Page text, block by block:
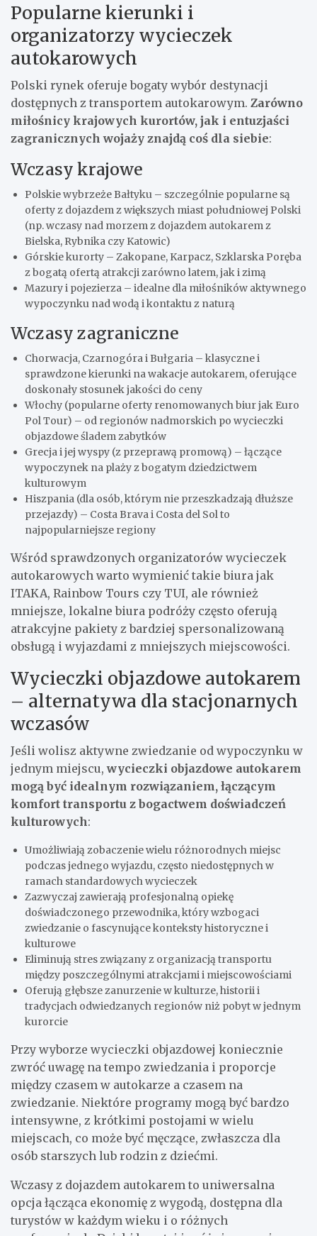
Popularne kierunki i
organizatorzy wycieczek
autokarowych
Polski rynek oferuje bogaty wybór destynacji
dostępnych z transportem autokarowym. Zarówno
miłośnicy krajowych kurortów, jak i entuzjaści
zagranicznych wojaży znajdą coś dla siebie:
Wczasy krajowe
Polskie wybrzeże Bałtyku – szczególnie popularne są
oferty z dojazdem z większych miast południowej Polski
(np. wczasy nad morzem z dojazdem autokarem z
Bielska, Rybnika czy Katowic)
Górskie kurorty – Zakopane, Karpacz, Szklarska Poręba
z bogatą ofertą atrakcji zarówno latem, jak i zimą
Mazury i pojezierza – idealne dla miłośników aktywnego
wypoczynku nad wodą i kontaktu z naturą
Wczasy zagraniczne
Chorwacja, Czarnogóra i Bułgaria – klasyczne i
sprawdzone kierunki na wakacje autokarem, oferujące
doskonały stosunek jakości do ceny
Włochy (popularne oferty renomowanych biur jak Euro
Pol Tour) – od regionów nadmorskich po wycieczki
objazdowe śladem zabytków
Grecja i jej wyspy (z przeprawą promową) – łączące
wypoczynek na plaży z bogatym dziedzictwem
kulturowym
Hiszpania (dla osób, którym nie przeszkadzają dłuższe
przejazdy) – Costa Brava i Costa del Sol to
najpopularniejsze regiony
Wśród sprawdzonych organizatorów wycieczek
autokarowych warto wymienić takie biura jak
ITAKA, Rainbow Tours czy TUI, ale również
mniejsze, lokalne biura podróży często oferują
atrakcyjne pakiety z bardziej spersonalizowaną
obsługą i wyjazdami z mniejszych miejscowości.
Wycieczki objazdowe autokarem
– alternatywa dla stacjonarnych
wczasów
Jeśli wolisz aktywne zwiedzanie od wypoczynku w
jednym miejscu,wycieczki objazdowe autokarem
mogą być idealnym rozwiązaniem, łączącym
komfort transportu z bogactwem doświadczeń
kulturowych:
Umożliwiają zobaczenie wielu różnorodnych miejsc
podczas jednego wyjazdu, często niedostępnych w
ramach standardowych wycieczek
Zazwyczaj zawierają profesjonalną opiekę
doświadczonego przewodnika, który wzbogaci
zwiedzanie o fascynujące konteksty historyczne i
kulturowe
Eliminują stres związany z organizacją transportu
między poszczególnymi atrakcjami i miejscowościami
Oferują głębsze zanurzenie w kulturze, historii i
tradycjach odwiedzanych regionów niż pobyt w jednym
kurorcie
Przy wyborze wycieczki objazdowej koniecznie
zwróć uwagę na tempo zwiedzania i proporcje
między czasem w autokarze a czasem na
zwiedzanie. Niektóre programy mogą być bardzo
intensywne, z krótkimi postojami w wielu
miejscach, co może być męczące, zwłaszcza dla
osób starszych lub rodzin z dziećmi.
Wczasy z dojazdem autokarem to uniwersalna
opcja łącząca ekonomię z wygodą, dostępna dla
turystów w każdym wieku i o różnych